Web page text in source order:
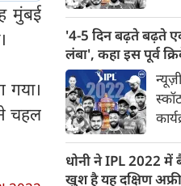
मुंबई
चहल
हार
बरकरार
बना
संबंध
'4-5 दिन बढ़ते बढ़ते
लंबा', कहा इस पूर्व
2.5
समर्थन
धोनी ने IPL 2022 में
खुश है यह दक्षिण